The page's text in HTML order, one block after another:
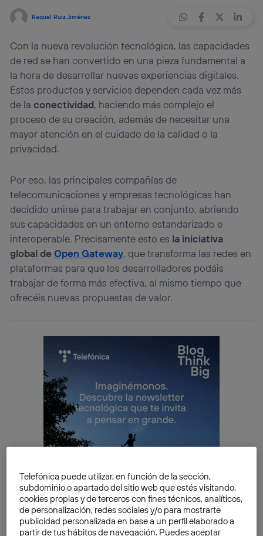
Raquel Ruiz Jiménez
Con la nueva revolución tecnológica, las capacidades
de red se han convertido en una pieza fundamental a
la hora de desarrollar nuevas experiencias digitales.
Estos productos y servicios dependen cada vez más
de laconectividad, haciendo más complejo el
proceso de su creación, además de necesitar una
mayor atención en el cuidado de la calidad o la
privacidad.
Por eso, las principales compañías de
telecomunicaciones y empresas tecnológicas han
decidido unirse para trabajar en conjunto, abriendo
sus capacidades en un entorno estandarizado e
interoperable. Precisamente esto es la iniciativa
global deOpen Gateway, que transforma las redes en
plataformas para que los desarrolladores podáis
trabajar de forma más efectiva, al mismo tiempo que
ofrecéis nuevas propuestas de valor.
Telefónica puede utilizar, en función de la sección,
subdominio o apartado del sitio web que estés visitando,
cookies propias y de terceros con fines técnicos, analíticos,
de personalización, redes sociales y/o para mostrarte
publicidad personalizada en base a un perfil elaborado a
partir de tus hábitos de navegación. Puedes aceptar